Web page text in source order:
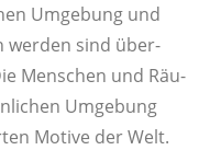
Umge­bung und
wer­den sind über­
Men­schen und Räu­
Umge­bung
Moti­ve der Welt.